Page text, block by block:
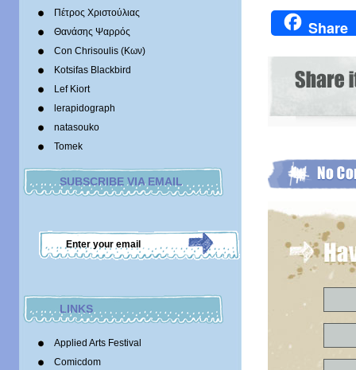
Πέτρος Χριστούλιας
Θανάσης Ψαρρός
Con Chrisoulis (Κων)
Kotsifas Blackbird
Lef Kiort
lerapidograph
natasouko
Tomek
SUBSCRIBE VIA EMAIL
LINKS
Applied Arts Festival
Comicdom
Share